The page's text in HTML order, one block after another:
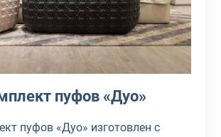
пуфов «Дуо»
пуфов «Дуо» изготовлен с